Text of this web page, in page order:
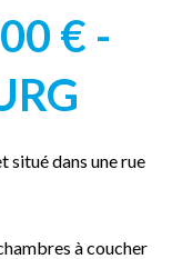
€ -
situé dans une rue
à coucher